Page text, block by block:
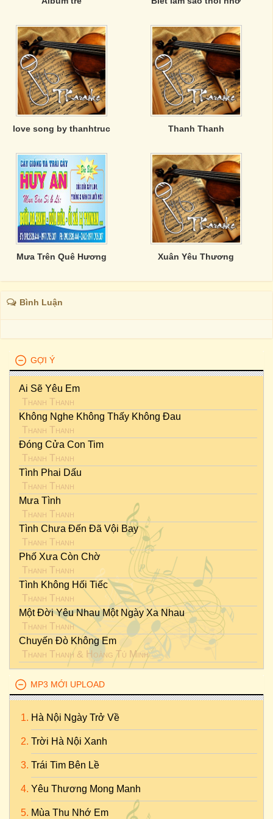
love song by thanhtruc Thanh Thanh
Mưa Trên Quê Hương Xuân Yêu Thương
Bình Luận
GỢI Ý
Ai Sẽ Yêu Em
Thanh Thanh
Không Nghe Không Thấy Không Đau
Thanh Thanh
Đóng Cửa Con Tim
Thanh Thanh
Tình Phai Dấu
Thanh Thanh
Mưa Tình
Thanh Thanh
Tình Chưa Đến Đã Vội Bay
Thanh Thanh
Phố Xưa Còn Chờ
Thanh Thanh
Tình Không Hối Tiếc
Thanh Thanh
Một Đời Yêu Nhau Một Ngày Xa Nhau
Thanh Thanh
Chuyến Đò Không Em
Thanh Thanh & Hoàng Tú Minh
MP3 MỚI UPLOAD
Hà Nội Ngày Trở Về
Trời Hà Nội Xanh
Trái Tim Bên Lề
Yêu Thương Mong Manh
Mùa Thu Nhớ Em